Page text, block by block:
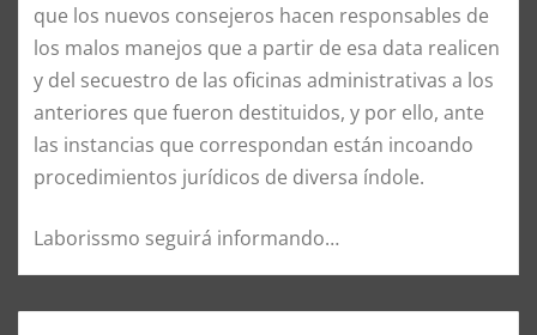
que los nuevos consejeros hacen responsables de
los malos manejos que a partir de esa data realicen
y del secuestro de las oficinas administrativas a los
anteriores que fueron destituidos, y por ello, ante
las instancias que correspondan están incoando
procedimientos jurídicos de diversa índole.
Laborissmo seguirá informando…